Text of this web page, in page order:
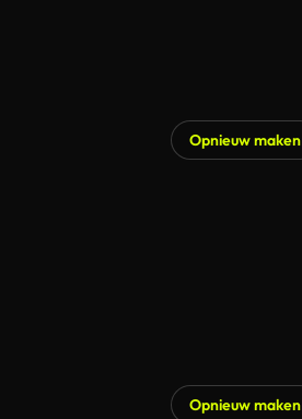
Opnieuw maken
Opnieuw maken